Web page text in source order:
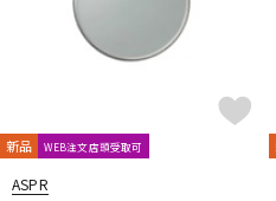
新品 WEB注文店頭受取可
ASPR